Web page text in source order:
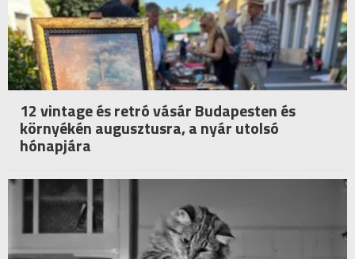
12 vintage és retró vásár Budapesten és
környékén augusztusra, a nyár utolsó
hónapjára